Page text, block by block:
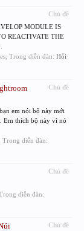
Chủ đề
MODULE IS
REACTIVATE THE
Trong diễn đàn: Hỏi
Chủ đề
em nói bộ này mới
Em thích bộ này vì nó
Trong diễn đàn:
Chủ đề
diễn đàn:
Chủ đề